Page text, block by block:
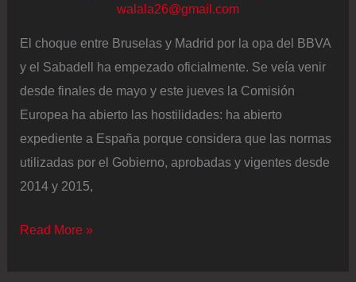
walala26@gmail.com
El choque entre Bruselas y Madrid por la opa del BBVA
y el Sabadell ha empezado oficialmente. Se veía venir
desde finales de mayo y este jueves la Comisión
Europea ha abierto las hostilidades: ha abierto
expediente a España porque considera que las normas
utilizadas por el Gobierno, aprobadas y vigentes desde
2014 y 2015,
Bruselas
Read More »